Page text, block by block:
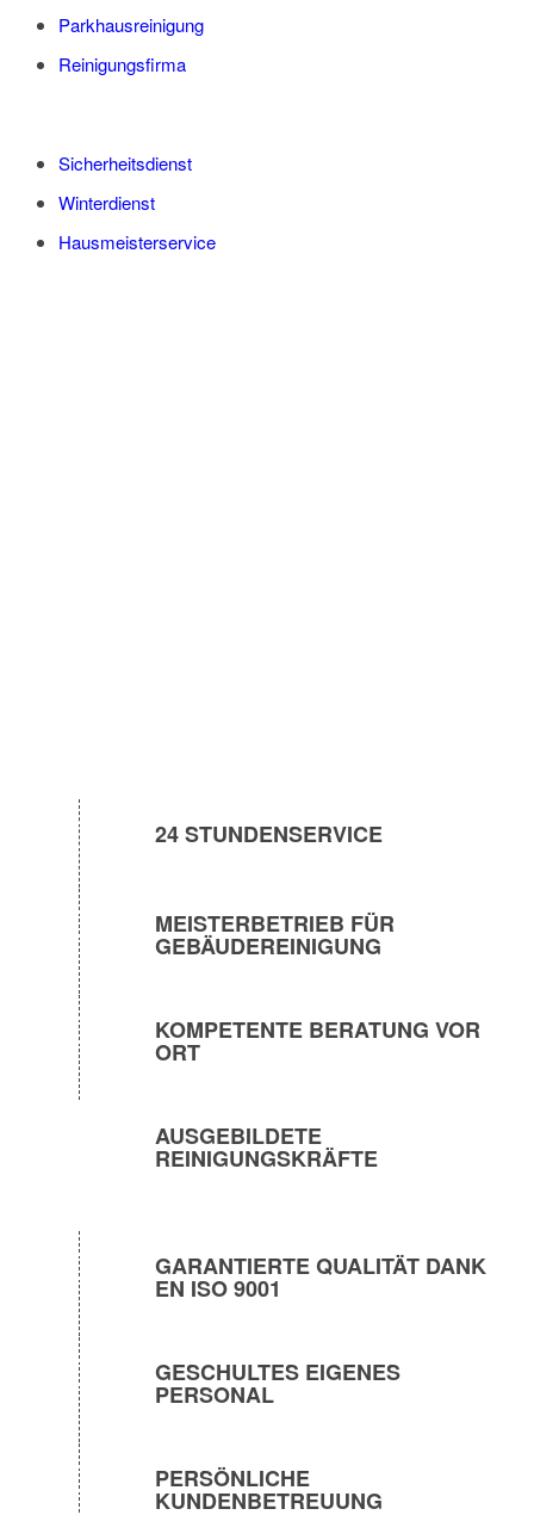
Parkhausreinigung
Reinigungsfirma
Sicherheitsdienst
Winterdienst
Hausmeisterservice
24 STUNDENSERVICE
MEISTERBETRIEB FÜR
GEBÄUDEREINIGUNG
KOMPETENTE BERATUNG VOR
ORT
AUSGEBILDETE
REINIGUNGSKRÄFTE
GARANTIERTE QUALITÄT DANK
EN ISO 9001
GESCHULTES EIGENES
PERSONAL
PERSÖNLICHE
KUNDENBETREUUNG